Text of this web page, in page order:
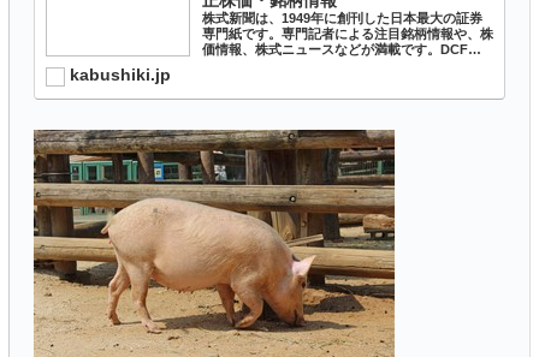
株式新聞は、1949年に創刊した日本最大の証券
専門紙です。専門記者による注目銘柄情報や、株
価情報、株式ニュースなどが満載です。DCF法
kabushiki.jp